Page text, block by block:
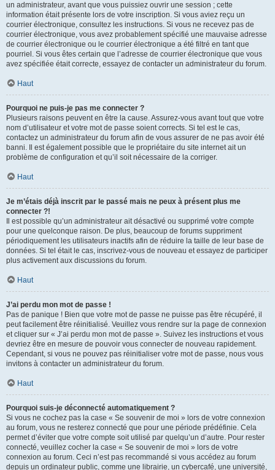
un administrateur, avant que vous puissiez ouvrir une session ; cette
information était présente lors de votre inscription. Si vous aviez reçu un
courrier électronique, consultez les instructions. Si vous ne recevez pas de
courrier électronique, vous avez probablement spécifié une mauvaise adresse
de courrier électronique ou le courrier électronique a été filtré en tant que
pourriel. Si vous êtes certain que l’adresse de courrier électronique que vous
avez spécifiée était correcte, essayez de contacter un administrateur du forum.
Haut
Pourquoi ne puis-je pas me connecter ?
Plusieurs raisons peuvent en être la cause. Assurez-vous avant tout que votre
nom d’utilisateur et votre mot de passe soient corrects. Si tel est le cas,
contactez un administrateur du forum afin de vous assurer de ne pas avoir été
banni. Il est également possible que le propriétaire du site internet ait un
problème de configuration et qu’il soit nécessaire de la corriger.
Haut
Je m’étais déjà inscrit par le passé mais ne peux à présent plus me
connecter ?!
Il est possible qu’un administrateur ait désactivé ou supprimé votre compte
pour une quelconque raison. De plus, beaucoup de forums suppriment
périodiquement les utilisateurs inactifs afin de réduire la taille de leur base de
données. Si tel était le cas, inscrivez-vous de nouveau et essayez de participer
plus activement aux discussions du forum.
Haut
J’ai perdu mon mot de passe !
Pas de panique ! Bien que votre mot de passe ne puisse pas être récupéré, il
peut facilement être réinitialisé. Veuillez vous rendre sur la page de connexion
et cliquer sur « J’ai perdu mon mot de passe ». Suivez les instructions et vous
devriez être en mesure de pouvoir vous connecter de nouveau rapidement.
Cependant, si vous ne pouvez pas réinitialiser votre mot de passe, nous vous
invitons à contacter un administrateur du forum.
Haut
Pourquoi suis-je déconnecté automatiquement ?
Si vous ne cochez pas la case « Se souvenir de moi » lors de votre connexion
au forum, vous ne resterez connecté que pour une période prédéfinie. Cela
permet d’éviter que votre compte soit utilisé par quelqu’un d’autre. Pour rester
connecté, veuillez cocher la case « Se souvenir de moi » lors de votre
connexion au forum. Ceci n’est pas recommandé si vous accédez au forum
depuis un ordinateur public, comme une librairie, un cybercafé, une université,